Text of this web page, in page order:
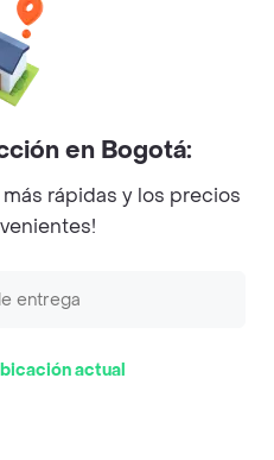
TwitterInstagram
en Bogotá:
rápidas y los precios
actual